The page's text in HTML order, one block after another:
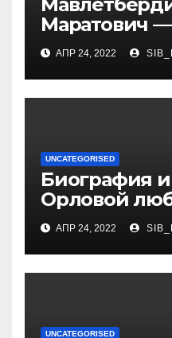
Маратович
достижения
российского
бизнесмена
АПР 24, 2022
UNCATEGORISED
Биография
Орловой
достижения,
радости
АПР 24, 2022
UNCATEGORISED